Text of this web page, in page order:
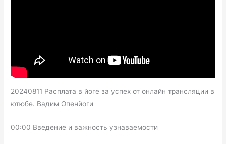
20240811 Расплата в йоге за успех от онлайн трансляции в
ютюбе. Вадим Опенйоги
00:00 Введение и важность узнаваемости